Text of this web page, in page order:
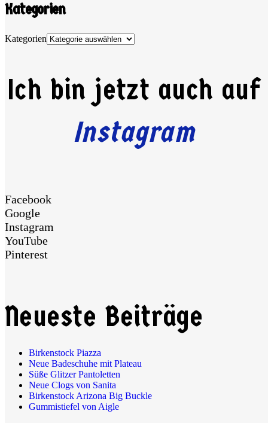
Kategorien
Kategorien
Ich bin jetzt auch auf
Instagram
Facebook
Google
Instagram
YouTube
Pinterest
Neueste Beiträge
Birkenstock Piazza
Neue Badeschuhe mit Plateau
Süße Glitzer Pantoletten
Neue Clogs von Sanita
Birkenstock Arizona Big Buckle
Gummistiefel von Aigle